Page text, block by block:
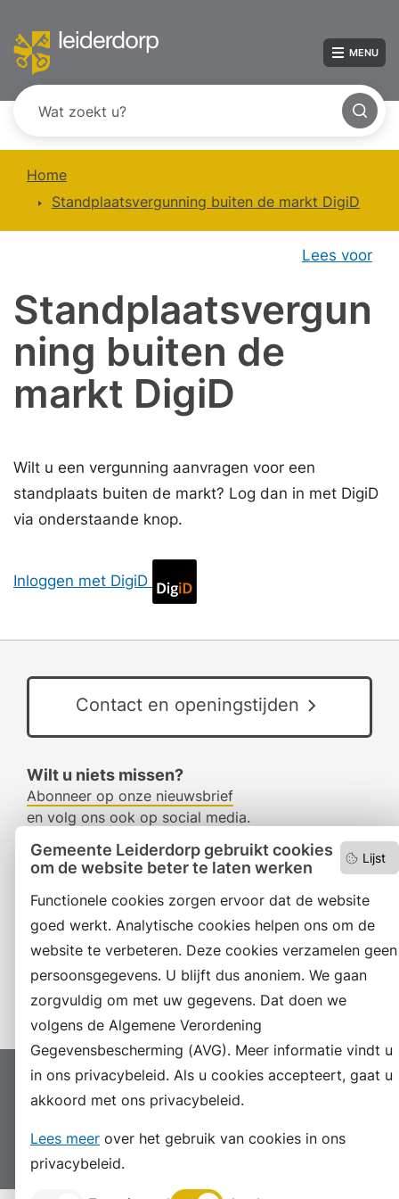
Lijst
Gemeente Leiderdorp gebruikt cookies
om de website beter te laten werken
Functionele cookies zorgen ervoor dat de website
goed werkt. Analytische cookies helpen ons om de
website te verbeteren. Deze cookies verzamelen geen
persoonsgegevens. U blijft dus anoniem. We gaan
zorgvuldig om met uw gegevens. Dat doen we
volgens de Algemene Verordening
Gegevensbescherming (AVG). Meer informatie vindt u
in ons privacybeleid. Als u cookies accepteert, gaat u
akkoord met ons privacybeleid.
Lees meer over het gebruik van cookies in ons
privacybeleid.
MENU
Home
Standplaatsvergunning buiten de markt DigiD
Lees voor
Standplaatsvergun
ning buiten de
markt DigiD
Wilt u een vergunning aanvragen voor een
standplaats buiten de markt? Log dan in met DigiD
via onderstaande knop.
Inloggen met DigiD
Contact en openingstijden
Wilt u niets missen?
Abonneer op onze nieuwsbrief
en volg ons ook op social media.
RSS
LinkedIn
Instagram
Proclaimer Colofon
Toegankelijkheid
Suggesties
Archief Vacatures